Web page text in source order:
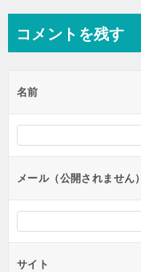
ビ
ー
シ
ン
コメントを残す
名前
メール（公開されません）
サイト